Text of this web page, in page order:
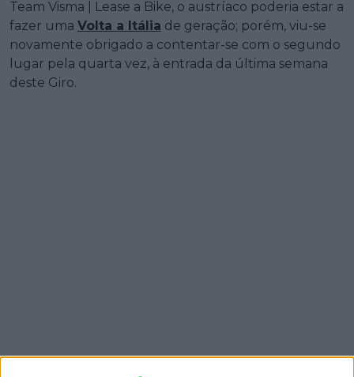
Team Visma | Lease a Bike, o austríaco poderia estar a
fazer uma Volta a Itália de geração; porém, viu-se
novamente obrigado a contentar-se com o segundo
lugar pela quarta vez, à entrada da última semana
deste Giro.